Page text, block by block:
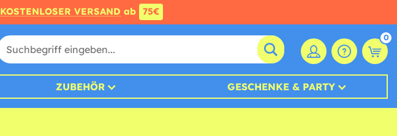
KOSTENLOSER VERSAND ab 75€
0
ZUBEHÖR GESCHENKE & PARTY